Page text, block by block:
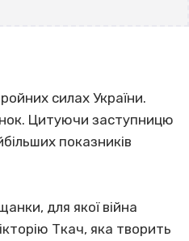
силах України.
Цитуючи заступницю
показників
для якої війна
Ткач, яка творить